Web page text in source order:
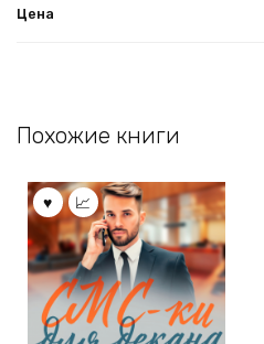
Цена
Похожие книги